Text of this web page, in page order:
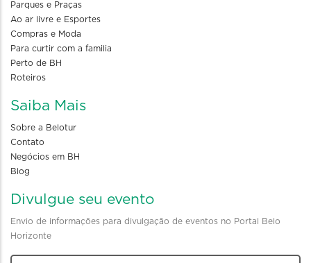
Parques e Praças
Ao ar livre e Esportes
Compras e Moda
Para curtir com a familia
Perto de BH
Roteiros
Saiba Mais
Sobre a Belotur
Contato
Negócios em BH
Blog
Divulgue seu evento
Envio de informações para divulgação de eventos no Portal Belo
Horizonte